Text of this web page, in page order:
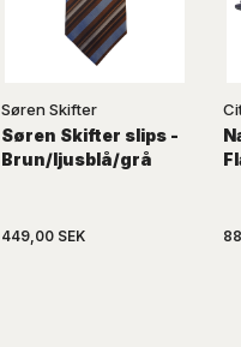
Søren Skifter
Søren Skifter slips -
Brun/ljusblå/grå
449,00 SEK